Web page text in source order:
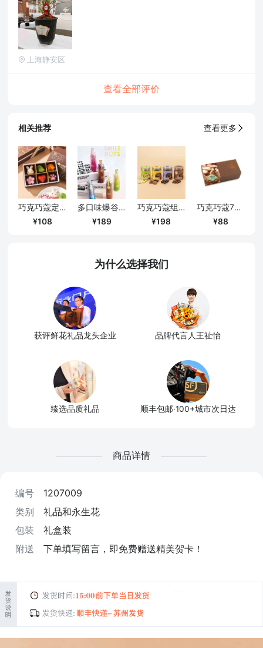
上海静安区
查看全部评价
相关推荐 查看更多
巧克巧蔻定制6粒装手工夹心巧克力
108
多口味爆谷米巧克力
189
巧克巧蔻组合口味定制礼盒（口味随机）
198
巧克巧蔻70%纯可可脂黑巧克力薄片
88
为什么选择我们
获评鲜花礼品龙头企业 品牌代言人王祉怡
臻选品质礼品 顺丰包邮·100+城市次日达
商品详情
编号
1207009
类别
礼品和永生花
包装
礼盒装
附送
下单填写留言，即免费赠送精美贺卡！